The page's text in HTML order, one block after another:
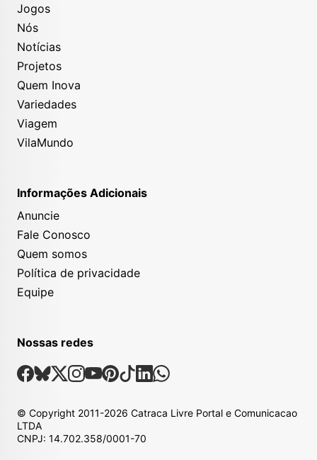
Jogos
Nós
Notícias
Projetos
Quem Inova
Variedades
Viagem
VilaMundo
Informações Adicionais
Anuncie
Fale Conosco
Quem somos
Política de privacidade
Equipe
Nossas redes
Nossas Redes Sociais
Facebook
Bsky
X Instagram
Youtube
Pinterest
TiktokLinkedin
Whatsapp
© Copyright 2011-2026 Catraca Livre Portal e Comunicacao
LTDA
CNPJ: 14.702.358/0001-70